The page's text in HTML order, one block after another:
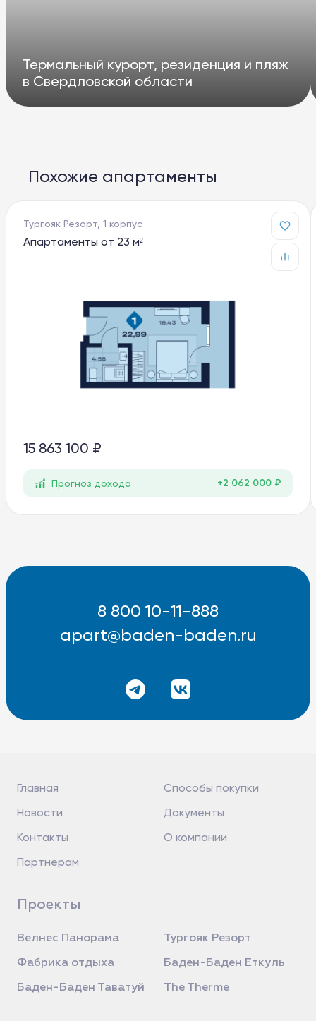
Термальный курорт, резиденция и пляж
в Свердловской области
Похожие апартаменты
Тургояк Резорт, 1 корпус
Апартаменты от 23 м²
15 863 100 ₽
Прогноз дохода +2 062 000 ₽
8 800 10-11-888
apart@baden-baden.ru
Главная
Способы покупки
Новости
Документы
Контакты
О компании
Партнерам
Проекты
Велнес Панорама Тургояк Резорт
Фабрика отдыха Баден-Баден Еткуль
Баден-Баден Таватуй The Therme